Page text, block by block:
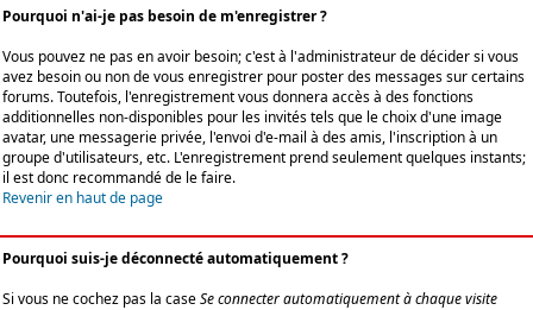
Pourquoi n'ai-je pas besoin de m'enregistrer ?
Vous pouvez ne pas en avoir besoin; c'est à l'administrateur de décider si vous
avez besoin ou non de vous enregistrer pour poster des messages sur certains
forums. Toutefois, l'enregistrement vous donnera accès à des fonctions
additionnelles non-disponibles pour les invités tels que le choix d'une image
avatar, une messagerie privée, l'envoi d'e-mail à des amis, l'inscription à un
groupe d'utilisateurs, etc. L'enregistrement prend seulement quelques instants;
il est donc recommandé de le faire.
Revenir en haut de page
Pourquoi suis-je déconnecté automatiquement ?
Si vous ne cochez pas la caseSe connecter automatiquement à chaque visite